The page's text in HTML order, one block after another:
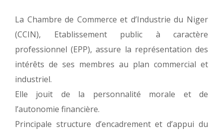
La Chambre de Commerce et d’Industrie du Niger
(CCIN), Etablissement public à caractère
professionnel (EPP), assure la représentation des
intérêts de ses membres au plan commercial et
industriel.
Elle jouit de la personnalité morale et de
l’autonomie financière.
Principale structure d’encadrement et d’appui du